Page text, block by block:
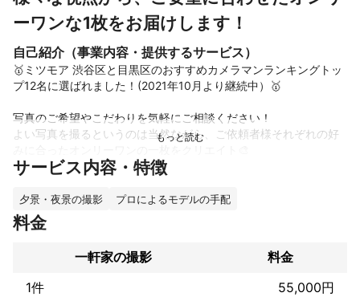
ーワンな1枚をお届けします！
自己紹介（事業内容・提供するサービス）
🥇ミツモア 渋谷区と目黒区のおすすめカメラマンランキングトッ
プ12名に選ばれました！(2021年10月より継続中）🥇
写真のご希望やこだわりを気軽にご相談ください！
よい写真を撮るというのは当然ながら、ご依頼者様それぞれの好
光を巧みに使った夜にしか撮れないクリエイティブな撮影も大変
SNSマーケティングやブランディングコンサルタント、モデル経
験からデザイナーの経験もあるので、様々な視点から依頼者様そ
これまでの実績
・International Gallery BEAMS宣材撮影
・大手芸能事務所所属タレント宣材写真撮影
サービス内容・特徴
夕景・夜景の撮影 プロによるモデルの手配
料金
一軒家の撮影
料金
1件
55,000円